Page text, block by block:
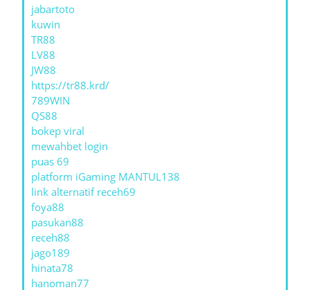
jabartoto
kuwin
TR88
LV88
JW88
https://tr88.krd/
789WIN
QS88
bokep viral
mewahbet login
puas 69
platform iGaming MANTUL138
link alternatif receh69
foya88
pasukan88
receh88
jago189
hinata78
hanoman77